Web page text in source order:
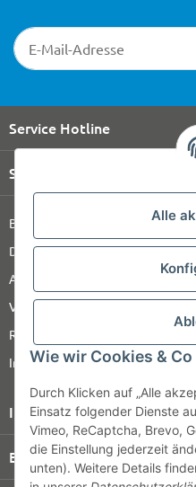
Alle
Wie wir Cookies &
Durch Klicken auf „Alle
Einsatz folgender Dienste
Vimeo, ReCaptcha, Brevo,
die Einstellung jederzeit
unten). Weitere Details
Newsletter-Registrierung
Service Hotline
Shop Service
Barrierefreiheitserklärung
Datenschutz
AGB
Versandinformationen
Retour
Impressum
Informationen
Bezahlung & Versand